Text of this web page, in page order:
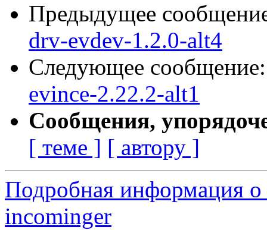
Предыдущее
drv-evdev-1.2.0-alt4
Следующее
evince-2.22.2-alt1
Сообщения,
[ теме ] [ автору ]
Подробная информация о
incominger